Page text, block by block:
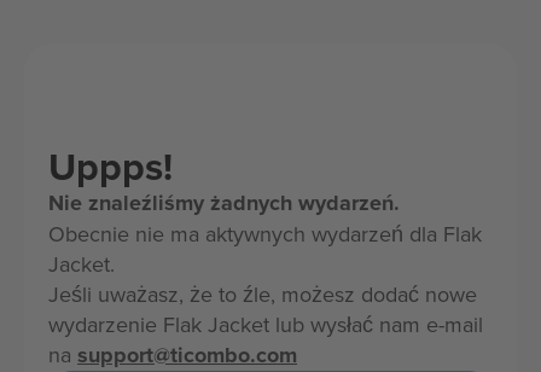
Uppps!
Nie znaleźliśmy żadnych wydarzeń.
Obecnie nie ma aktywnych wydarzeń dla Flak
Jacket.
Jeśli uważasz, że to źle, możesz dodać nowe
wydarzenie Flak Jacket lub wysłać nam e-mail
na support@ticombo.com